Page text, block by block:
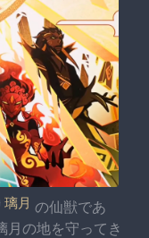
璃月 の仙獣であ
月の地を守ってき